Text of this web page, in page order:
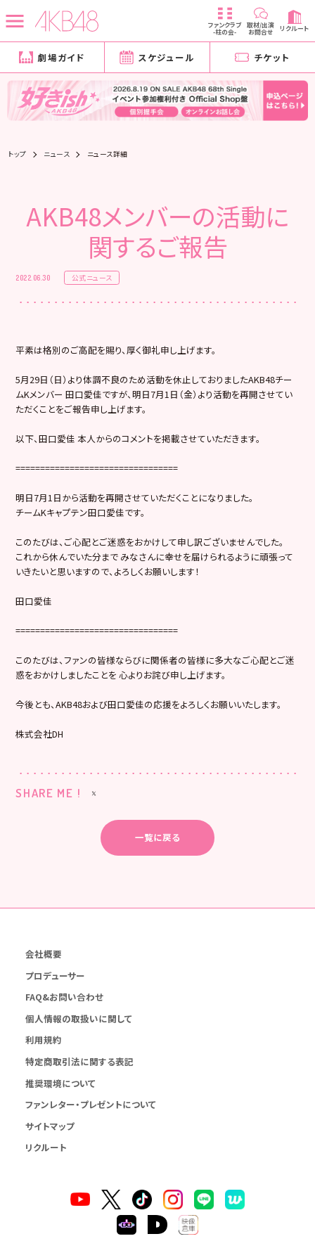
ファンクラブ
-柱の会-
取材/出演
お問合せ リクルート
劇場ガイド スケジュール チケット
トップ ニュース ニュース詳細
AKB48メンバーの活動に
関するご報告
2022.06.30 公式ニュース
平素は格別のご高配を賜り、厚く御礼申し上げます。
5月29日（日）より体調不良のため活動を休止しておりましたAKB48チー
ムKメンバー 田口愛佳ですが、明日7月1日（金）より活動を再開させてい
ただくことをご報告申し上げます。
以下、田口愛佳 本人からのコメントを掲載させていただきます。
=================================
明日7月1日から活動を再開させていただくことになりました。
チームKキャプテン田口愛佳です。
このたびは、ご心配とご迷惑をおかけして申し訳ございませんでした。
これから休んでいた分まで みなさんに幸せを届けられるように頑張って
いきたいと思いますので、よろしくお願いします！
田口愛佳
=================================
このたびは、ファンの皆様ならびに関係者の皆様に多大なご心配とご迷
惑をおかけしましたことを 心よりお詫び申し上げます。
今後とも、AKB48および田口愛佳の応援をよろしくお願いいたします。
株式会社DH
SHARE ME !
一覧に戻る
会社概要
プロデューサー
FAQ&お問い合わせ
個人情報の取扱いに関して
利用規約
特定商取引法に関する表記
推奨環境について
ファンレター・プレゼントについて
サイトマップ
リクルート